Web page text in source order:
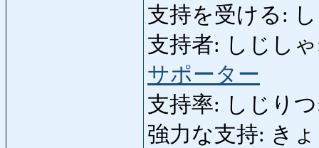
支持を受ける:
支持者: しじしゃ
サポーター
支持率: しじり
強力な支持: き